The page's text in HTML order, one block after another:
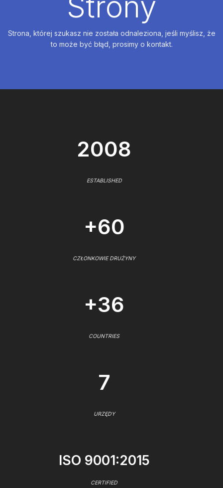
Strona, której szukasz nie została odnaleziona, jeśli myślisz, że
to może być błąd, prosimy o kontakt.
2008
ESTABLISHED
+60
CZŁONKOWIE DRUŻYNY
+36
COUNTRIES
7
URZĘDY
ISO 9001:2015
CERTIFIED